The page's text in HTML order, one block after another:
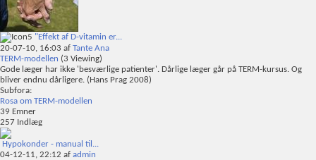
"Effekt af D-vitamin er...
20-07-10, 16:03 af Tante Ana
TERM-modellen (3 Viewing)
Gode læger har ikke 'besværlige patienter'. Dårlige læger går på TERM-kursus. Og
bliver endnu dårligere. (Hans Prag 2008)
Subfora:
Rosa om TERM-modellen
39 Emner
257 Indlæg
Hypokonder - manual til...
04-12-11, 22:12 af admin